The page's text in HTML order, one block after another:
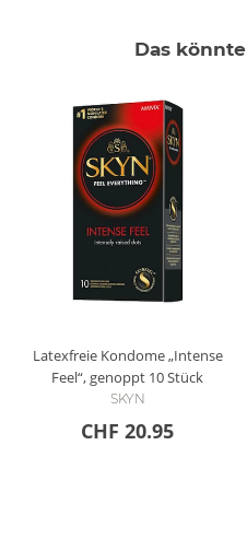
Das könnte
Latexfreie Kondome „Intense
Feel“, genoppt 10 Stück
SKYN
CHF 20.95